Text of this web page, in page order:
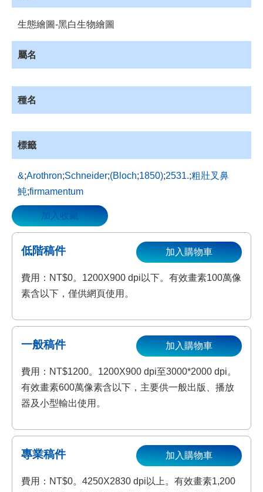
資
管
理
收
藏
生態繪圖-黑白生物繪圖
屬名
種名
標籤
&;Arothron;Schneider;(Bloch;1850);2531.;粗壯叉鼻
魨;firmamentum
加入收藏
低階稿件
費用：NT$0。1200X900 dpi以下。有效畫素100萬像
素含以下，僅供網頁使用。
加入購物車
一般稿件
費用：NT$1200。1200X900 dpi至3000*2000 dpi。
有效畫素600萬像素含以下，主要供一般出版、播放
器及小型輸出使用。
加入購物車
專業稿件
費用：NT$0。4250X2830 dpi以上。有效畫素1,200
加入購物車